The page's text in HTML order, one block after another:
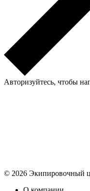
Авторизуйтесь, чтобы
© 2026 Экипировочный